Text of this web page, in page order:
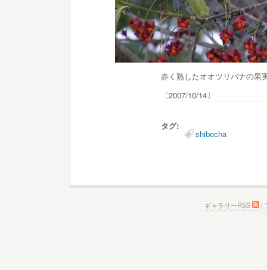
赤く熟したオオツリバナの果
〔2007/10/14〕
タグ:
shibecha
ギャラリーRSS |